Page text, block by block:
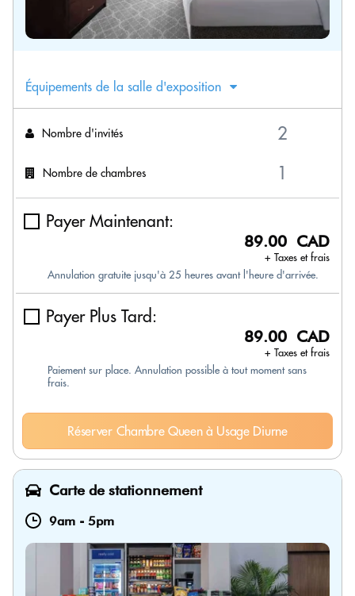
Équipements de la salle d'exposition
Nombre d'invités
Nombre de chambres
Payer Maintenant:
89.00 CAD
+ Taxes et frais
Annulation gratuite jusqu'à 25 heures avant l'heure d'arrivée.
Payer Plus Tard:
89.00 CAD
+ Taxes et frais
Paiement sur place. Annulation possible à tout moment sans
frais.
Réserver Chambre Queen à Usage Diurne
Carte de stationnement
9am - 5pm